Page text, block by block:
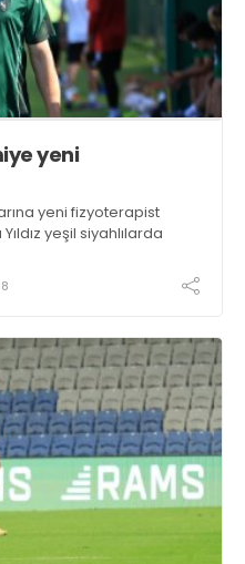
yeni
yeni fizyoterapist
yeşil siyahlılarda